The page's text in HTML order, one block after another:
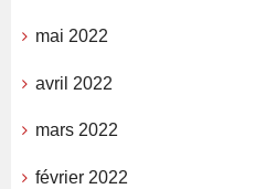
mai 2022
avril 2022
mars 2022
février 2022